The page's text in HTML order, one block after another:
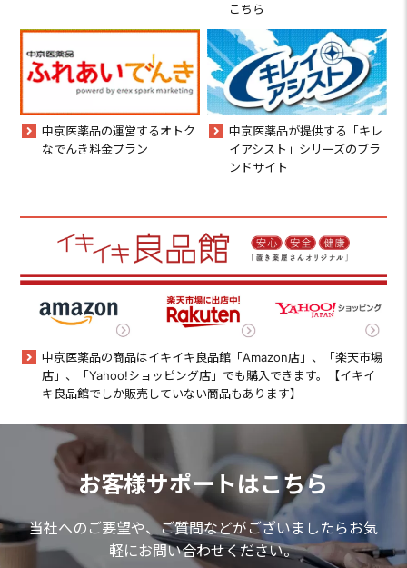
こちら
中京医薬品の運営するオトク
なでんき料金プラン
中京医薬品が提供する「キレ
イアシスト」シリーズのブラ
ンドサイト
中京医薬品の商品はイキイキ良品館「Amazon店」、「楽天市場
店」、「Yahoo!ショッピング店」でも購入できます。【イキイ
キ良品館でしか販売していない商品もあります】
お客様サポートはこちら
当社へのご要望や、ご質問などがございましたらお気
軽にお問い合わせください。